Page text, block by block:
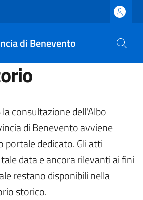
di Benevento
consultazione dell'Albo
di Benevento avviene
dedicato. Gli atti
data e ancora rilevanti ai fini
restano disponibili nella
storico.